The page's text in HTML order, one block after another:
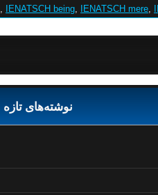
, IENATSCH being, IENATSCH mere,
نوشته‌های تازه